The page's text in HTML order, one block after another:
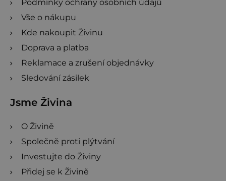
Podmínky ochrany osobních údajů
Vše o nákupu
Kde nakoupit Živinu
Doprava a platba
Reklamace a zrušení objednávky
Sledování zásilek
Jsme Živina
O Živině
Společně proti plýtvání
Investujte do Živiny
Přidej se k Živině